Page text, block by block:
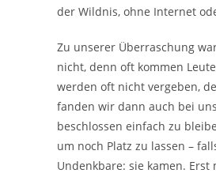
der Wildnis, ohne Internet
Zu unserer Überraschung
nicht, denn oft kommen
werden oft nicht vergeben,
fanden wir dann auch bei
beschlossen einfach zu
um noch Platz zu lassen –
Undenkbare: sie kamen.